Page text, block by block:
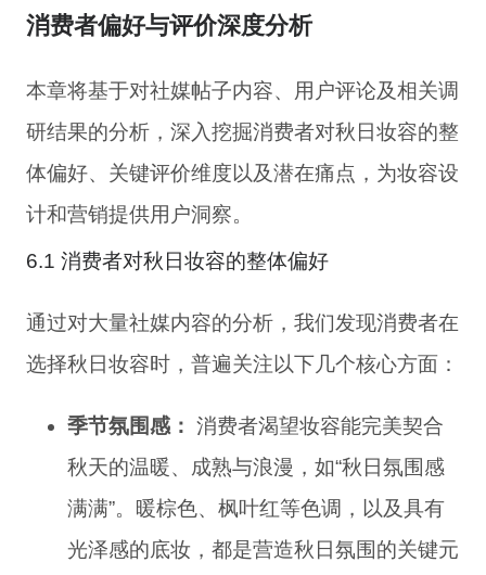
消费者偏好与评价深度分析
本章将基于对社媒帖子内容、用户评论及相关调
研结果的分析，深入挖掘消费者对秋日妆容的整
体偏好、关键评价维度以及潜在痛点，为妆容设
计和营销提供用户洞察。
6.1 消费者对秋日妆容的整体偏好
通过对大量社媒内容的分析，我们发现消费者在
选择秋日妆容时，普遍关注以下几个核心方面：
季节氛围感： 消费者渴望妆容能完美契合
秋天的温暖、成熟与浪漫，如“秋日氛围感
满满”。暖棕色、枫叶红等色调，以及具有
光泽感的底妆，都是营造秋日氛围的关键元